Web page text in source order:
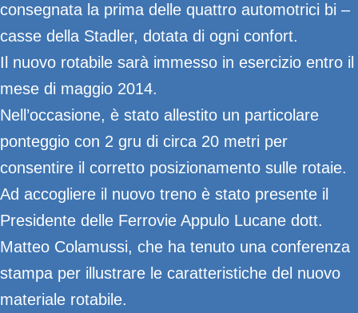
consegnata la prima delle quattro automotrici bi –
casse della Stadler, dotata di ogni confort.
Il nuovo rotabile sarà immesso in esercizio entro il
mese di maggio 2014.
Nell’occasione, è stato allestito un particolare
ponteggio con 2 gru di circa 20 metri per
consentire il corretto posizionamento sulle rotaie.
Ad accogliere il nuovo treno è stato presente il
Presidente delle Ferrovie Appulo Lucane dott.
Matteo Colamussi, che ha tenuto una conferenza
stampa per illustrare le caratteristiche del nuovo
materiale rotabile.